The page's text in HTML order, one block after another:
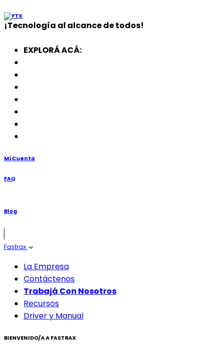
¡Tecnología al alcance de todos!
EXPLORÁ ACÁ:
Mi Cuenta
FAQ
Blog
Fastrax
La Empresa
Contáctenos
Trabajá Con Nosotros
Recursos
Driver y Manual
BIENVENIDO/A A FASTRAX